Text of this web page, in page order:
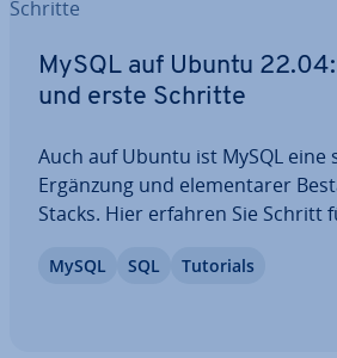
MySQL auf Ubuntu
und erste Schritte
Auch auf Ubuntu ist MySQL eine
Ergänzung und ele­men­ta­rer
Stacks. Hier erfahren Sie Schritt
Zwecke kon­fi­gu­rie­ren. Nach der
MySQL SQL Tutorials